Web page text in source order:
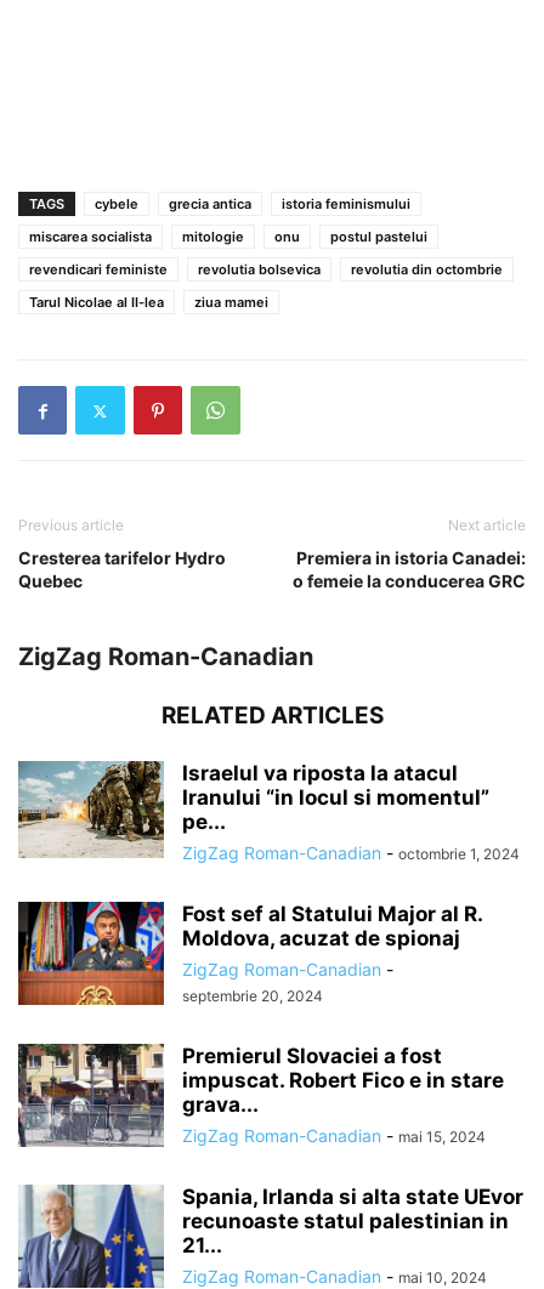
TAGS cybele grecia antica
istoria feminismului
miscarea socialista
mitologie onu
postul pastelui
revendicari feministe
revolutia bolsevica
revolutia din octombrie
Tarul Nicolae al II-lea
ziua mamei
Previous article
Cresterea tarifelor Hydro
Quebec
Next article
Premiera in istoria Canadei:
o femeie la conducerea GRC
ZigZag Roman-Canadian
RELATED ARTICLES
Israelul va riposta la atacul
Iranului “in locul si momentul”
pe...
ZigZag Roman-Canadian - octombrie 1, 2024
Fost sef al Statului Major al R.
Moldova, acuzat de spionaj
ZigZag Roman-Canadian -
septembrie 20, 2024
Premierul Slovaciei a fost
impuscat. Robert Fico e in stare
grava...
ZigZag Roman-Canadian - mai 15, 2024
Spania, Irlanda si alta state UEvor
recunoaste statul palestinian in
21...
ZigZag Roman-Canadian - mai 10, 2024